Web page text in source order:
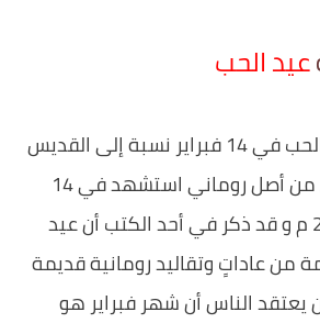
عيد الحب
يتم الاحتفال بعيد الحب في 14 فبراير نسبة إلى القديس
فالنتين وهو كاهن من أصل روماني استشهد في 14
فبراير في سنة 270 م و قد ذكر في أحد الكتب أن عيد
من عاداتٍ وتقاليد رومانية قديمة
الناس أن شهر فبراير هو